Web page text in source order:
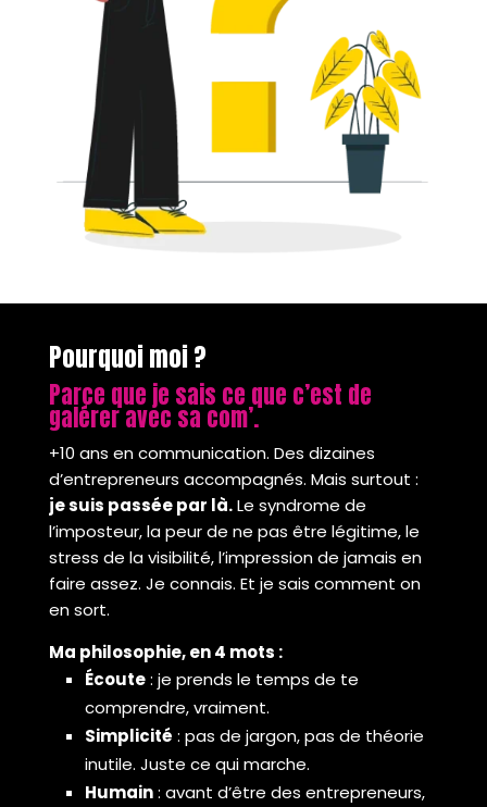
Pourquoi moi ?
Parce que je sais ce que c’est de
galérer avec sa com’.
+10 ans en communication. Des dizaines
d’entrepreneurs accompagnés. Mais surtout :
je suis passée par là.Le syndrome de
l’imposteur, la peur de ne pas être légitime, le
stress de la visibilité, l’impression de jamais en
faire assez. Je connais. Et je sais comment on
en sort.
Ma philosophie, en 4 mots :
Écoute: je prends le temps de te
comprendre, vraiment.
Simplicité : pas de jargon, pas de théorie
inutile. Juste ce qui marche.
Humain: avant d’être des entrepreneurs,